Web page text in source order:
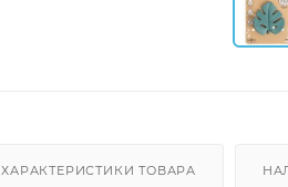
ХАРАКТЕРИСТИКИ ТОВАРА